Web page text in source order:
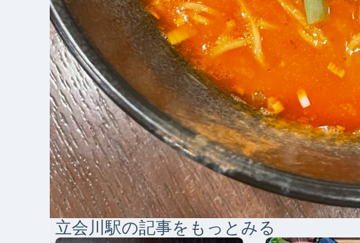
立会川駅の記事をもっとみる